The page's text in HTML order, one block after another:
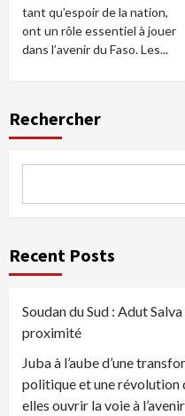
tant qu’espoir de la nation,
ont un rôle essentiel à jouer
dans l’avenir du Faso. Les...
Rechercher
Recent Posts
Soudan du Sud : Adut
proximité
Juba à l’aube d’une
politique et une révolution
elles ouvrir la voie à